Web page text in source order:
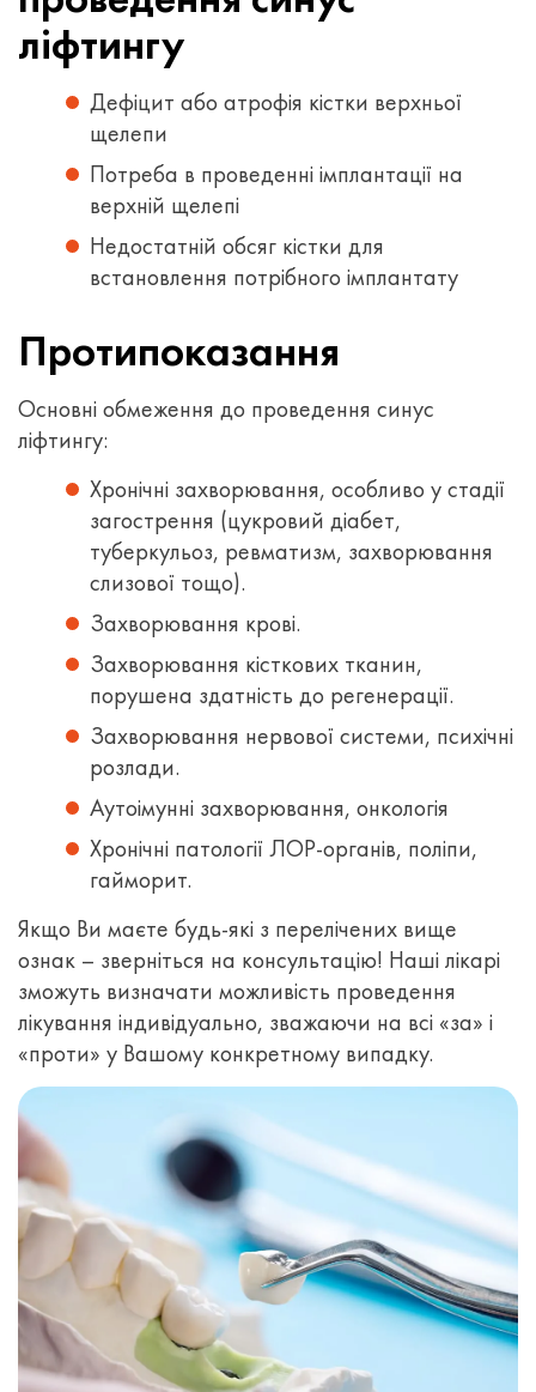
ліфтингу
Дефіцит або атрофія кістки верхньої
щелепи
Потреба в проведенні імплантації на
верхній щелепі
Недостатній обсяг кістки для
встановлення потрібного імплантату
Протипоказання
Основні обмеження до проведення синус
ліфтингу:
Хронічні захворювання, особливо у стадії
загострення (цукровий діабет,
туберкульоз, ревматизм, захворювання
слизової тощо).
Захворювання крові.
Захворювання кісткових тканин,
порушена здатність до регенерації.
Захворювання нервової системи, психічні
розлади.
Аутоімунні захворювання, онкологія
Хронічні патології ЛОР-органів, поліпи,
гайморит.
Якщо Ви маєте будь-які з перелічених вище
ознак – зверніться на консультацію! Наші лікарі
зможуть визначати можливість проведення
лікування індивідуально, зважаючи на всі «за» і
«проти» у Вашому конкретному випадку.